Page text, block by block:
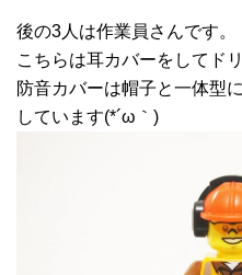
後の3人は作業員さんです。
こちらは耳カバーをしてド
防音カバーは帽子と一体型
しています(*´ω｀)